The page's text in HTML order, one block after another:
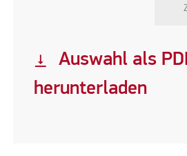
vertical_align_bottom
Auswahl als
herunterladen